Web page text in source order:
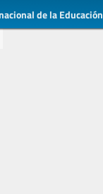
de la Educación